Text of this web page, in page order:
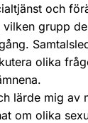
och
grupp
olika
lärde mig av
om olika